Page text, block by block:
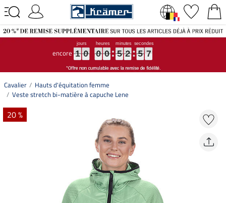
encore 1
1
1
1 0
0
0
0 0
0
0
0 0
0
0
0 5
5
5
5 2
2
2
2 5
5
5
5 6
6
6
6
Cavalier
Hauts d'équitation femme
Veste stretch bi-matière à capuche Lene
20 %